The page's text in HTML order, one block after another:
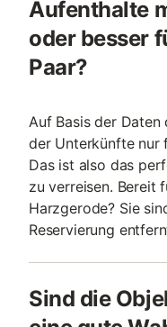
Aufenthalte
oder besser
Paar?
Auf Basis der Daten
der Unterkünfte nur
Das ist also das
zu verreisen. Bereit
Harzgerode? Sie
Reservierung
Sind die